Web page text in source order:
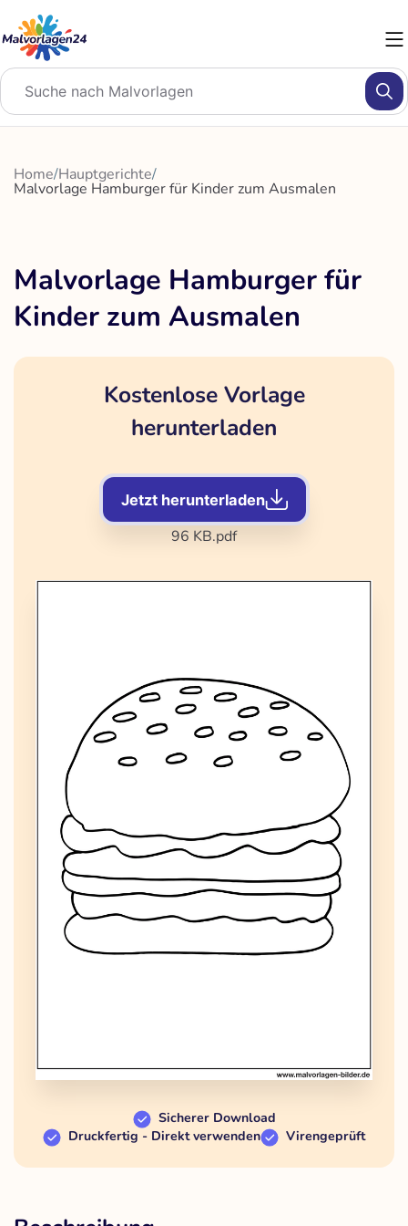
Inhalt
springen
Home/Hauptgerichte/
Malvorlage Hamburger für Kinder zum Ausmalen
Malvorlage Hamburger für
Kinder zum Ausmalen
Kostenlose Vorlage
herunterladen
Jetzt herunterladen
96 KB.pdf
Sicherer Download
Druckfertig - Direkt verwenden
Virengeprüft